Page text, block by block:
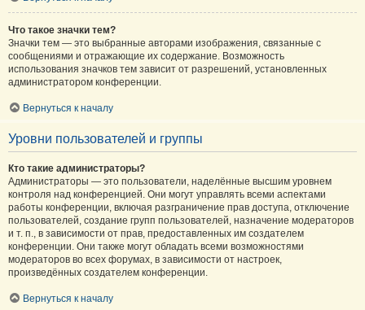
Что такое значки тем?
Значки тем — это выбранные авторами изображения, связанные с
сообщениями и отражающие их содержание. Возможность
использования значков тем зависит от разрешений, установленных
администратором конференции.
Вернуться к началу
Уровни пользователей и группы
Кто такие администраторы?
Администраторы — это пользователи, наделённые высшим уровнем
контроля над конференцией. Они могут управлять всеми аспектами
работы конференции, включая разграничение прав доступа, отключение
пользователей, создание групп пользователей, назначение модераторов
и т. п., в зависимости от прав, предоставленных им создателем
конференции. Они также могут обладать всеми возможностями
модераторов во всех форумах, в зависимости от настроек,
произведённых создателем конференции.
Вернуться к началу